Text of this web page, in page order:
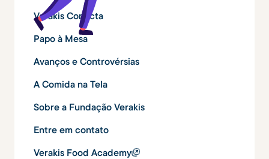
Verakis Conecta
Papo à Mesa
Avanços e Controvérsias
A Comida na Tela
Sobre a Fundação Verakis
Entre em contato
Verakis Food Academy